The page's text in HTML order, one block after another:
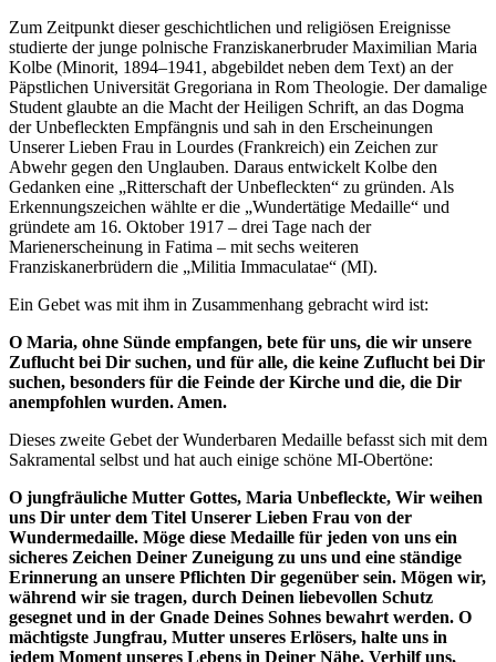
Zum Zeitpunkt dieser geschichtlichen und religiösen Ereignisse
studierte der junge polnische Franziskanerbruder Maximilian Maria
Kolbe (Minorit, 1894–1941, abgebildet neben dem Text) an der
Päpstlichen Universität Gregoriana in Rom Theologie. Der damalige
Student glaubte an die Macht der Heiligen Schrift, an das Dogma
der Unbefleckten Empfängnis und sah in den Erscheinungen
Unserer Lieben Frau in Lourdes (Frankreich) ein Zeichen zur
Abwehr gegen den Unglauben. Daraus entwickelt Kolbe den
Gedanken eine „Ritterschaft der Unbefleckten“ zu gründen. Als
Erkennungszeichen wählte er die „Wundertätige Medaille“ und
gründete am 16. Oktober 1917 – drei Tage nach der
Marienerscheinung in Fatima – mit sechs weiteren
Franziskanerbrüdern die „Militia Immaculatae“ (MI).
Ein Gebet was mit ihm in Zusammenhang gebracht wird ist:
O Maria, ohne Sünde empfangen, bete für uns, die wir unsere
Zuflucht bei Dir suchen, und für alle, die keine Zuflucht bei Dir
suchen, besonders für die Feinde der Kirche und die, die Dir
anempfohlen wurden. Amen.
Dieses zweite Gebet der Wunderbaren Medaille befasst sich mit dem
Sakramental selbst und hat auch einige schöne MI-Obertöne:
O jungfräuliche Mutter Gottes, Maria Unbefleckte, Wir weihen
uns Dir unter dem Titel Unserer Lieben Frau von der
Wundermedaille. Möge diese Medaille für jeden von uns ein
sicheres Zeichen Deiner Zuneigung zu uns und eine ständige
Erinnerung an unsere Pflichten Dir gegenüber sein. Mögen wir,
während wir sie tragen, durch Deinen liebevollen Schutz
gesegnet und in der Gnade Deines Sohnes bewahrt werden. O
mächtigste Jungfrau, Mutter unseres Erlösers, halte uns in
jedem Moment unseres Lebens in Deiner Nähe. Verhilf uns,